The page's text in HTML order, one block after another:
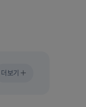
더보기